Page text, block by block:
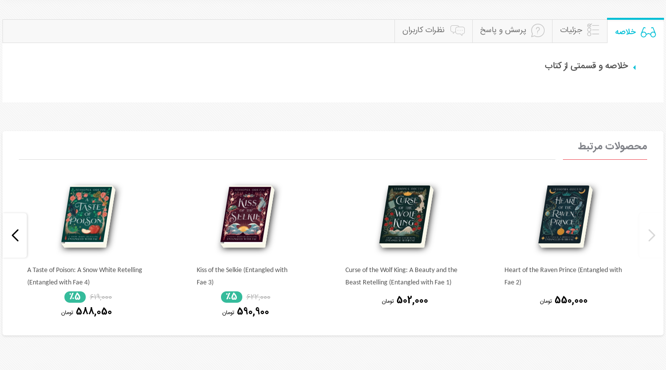
خلاصه جزئیات پرسش و پاسخ نظرات کاربران
خلاصه و قسمتی از کتاب
محصولات مرتبط
Heart of the Raven Prince (Entangled with
Fae 2)
550,000 تومان
Curse of the Wolf King: A Beauty and the
Beast Retelling (Entangled with Fae 1)
502,000 تومان
Kiss of the Selkie (Entangled with
Fae 3)
622,000
٪5
590,900 تومان
A Taste of Poison: A Snow White Retelling
(Entangled with Fae 4)
619,000
٪5
588,050 تومان